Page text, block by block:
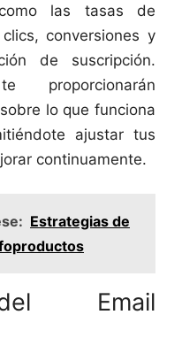
las tasas de
conversiones y
de suscripción.
lo que funciona
ajustar tus
continuamente.
Estrategias de
Email